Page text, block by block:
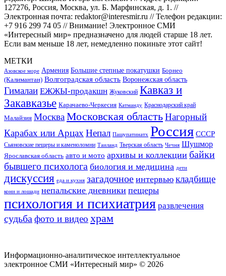
127276, Россия, Москва, ул. Б. Марфинская, д. 1. //
Электронная почта: redaktor@interesmir.ru // Телефон редакции:
+7 916 299 74 05 // Внимание! Электронное СМИ
«Интересный мир» предназначено для людей старше 18 лет.
Если вам меньше 18 лет, немедленно покиньте этот сайт!
МЕТКИ
Азовское море Армения Большие степные покатушки Борнео
(Калимантан) Волгоградская область Воронежская область
Гималаи ЕЖЖЫ-продакшн Жуковский Кавказ и
Закавказье Карачаево-Черкесия Катманду Краснодарский край
Малайзия МоскваМосковская областьНагорный
Карабах или Арцах Непал Пашупатинатх Россия СССР
Сьяновские пещеры и каменоломни Таиланд Тверская область Чечня Шушмор
Ярославская область авто и мото архивы и коллекции байки
бывшего психолога биология и медицина дети
дискуссия еда и кухня загадочное интервью кладбище
кони и лошади непальские дневники пещеры
психология и психиатрия развлечения
судьба фото и видео храм
Информационно-аналитическое интеллектуальное
электронное СМИ «Интересный мир» © 2026